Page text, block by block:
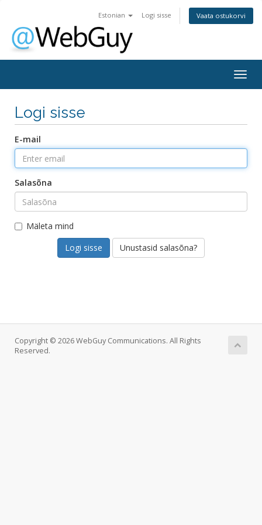
Estonian Logi sisse Vaata ostukorvi
Logi sisse
E-mail
Salasõna
Mäleta mind
Unustasid salasõna?
Copyright © 2026 WebGuy Communications. All Rights
Reserved.